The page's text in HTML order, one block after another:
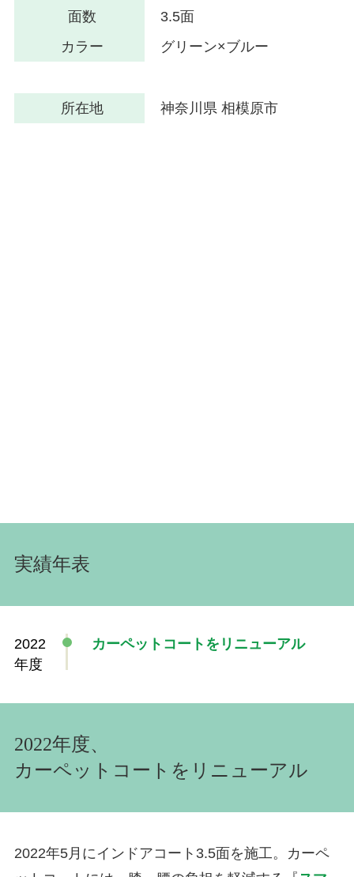
面数
3.5面
カラー
グリーン×ブルー
所在地 神奈川県 相模原市
実績年表
2022
年度
カーペットコートをリニューアル
2022年度、
カーペットコートをリニューアル
2022年5月にインドアコート3.5面を施工。カーペ